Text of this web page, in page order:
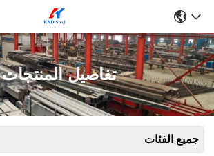
تفاصيل المنتجات
جميع الفئات